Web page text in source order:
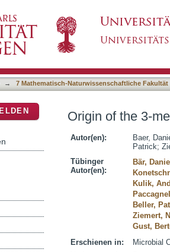
→ 7 Mathematisch-Naturwissenschaftliche Fakultät
Origin of the 3-
Autor(en):
Baer,
Patrick;
Tübinger
Autor(en):
Bär,
Kulik,
Beller,
Ziemert,
Gust,
Erschienen in:
Microbial